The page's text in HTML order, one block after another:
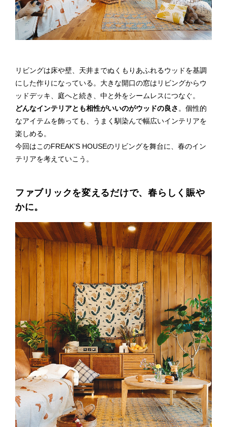
リビングは床や壁、天井までぬくもりあふれるウッドを基調
にした作りになっている。大きな開口の窓はリビングからウ
ッドデッキ、庭へと続き、中と外をシームレスにつなぐ。
どんなインテリアとも相性がいいのがウッドの良さ。個性的
なアイテムを飾っても、うまく馴染んで幅広いインテリアを
楽しめる。
今回はこのFREAK’S HOUSEのリビングを舞台に、春のイン
テリアを考えていこう。
ファブリックを変えるだけで、春らしく賑や
かに。